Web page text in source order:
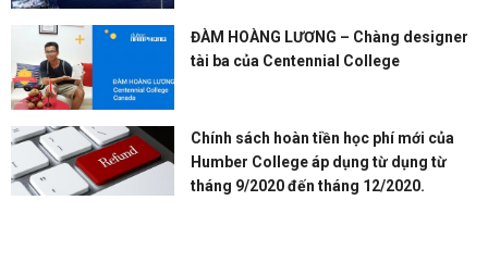
ĐÀM HOÀNG LƯƠNG – Chàng designer
tài ba của Centennial College
Chính sách hoàn tiền học phí mới của
Humber College áp dụng từ dụng từ
tháng 9/2020 đến tháng 12/2020.